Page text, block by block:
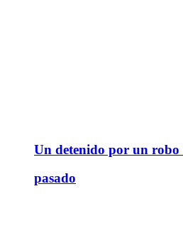
Un detenido por un
pasado